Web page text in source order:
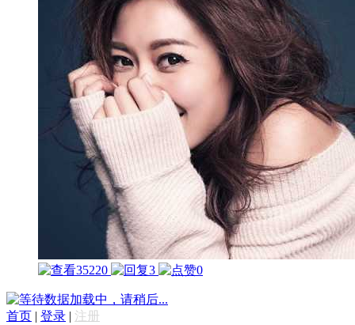
35220 3 0
数据加载中，请稍后...
首页 | 登录 | 注册